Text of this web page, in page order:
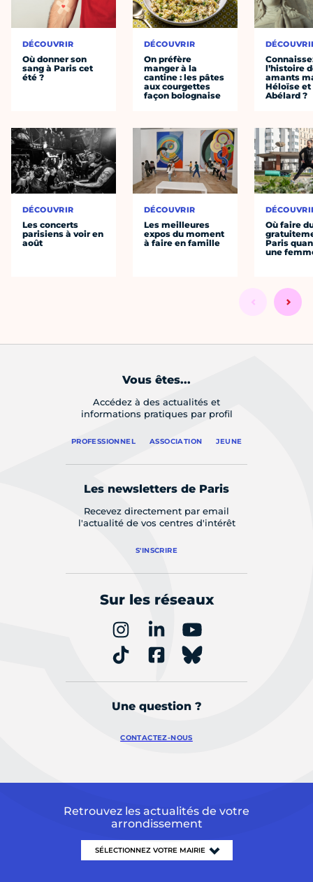
DÉCOUVRIR
Où donner son
sang à Paris cet
été ?
DÉCOUVRIR
Les concerts
parisiens à voir en
août
DÉCOUVRIR
On préfère
manger à la
cantine : les pâtes
aux courgettes
façon bolognaise
DÉCOUVRIR
Les meilleures
expos du moment
à faire en famille
l’histoire
amants
Héloïse et
Abélard ?
Où faire
Paris
une
Vous êtes...
Accédez à des actualités et
informations pratiques par profil
PROFESSIONNEL ASSOCIATION JEUNE
Les newsletters de Paris
Recevez directement par email
l'actualité de vos centres d'intérêt
S'INSCRIRE
Sur les réseaux
Une question ?
CONTACTEZ-NOUS
Retrouvez les actualités de votre
arrondissement